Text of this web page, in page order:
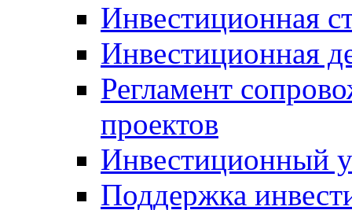
Инвестиционная
Инвестиционная
Регламент
проектов
Инвестиционный
Поддержка